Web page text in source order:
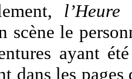
scène le
ayant
dans les